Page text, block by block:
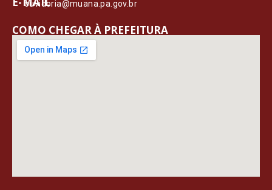
ouvidoria@muana.pa.gov.br
COMO CHEGAR À PREFEITURA